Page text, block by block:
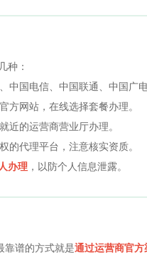
种：
、中国电信、中国联通、中国广
方网站，在线选择套餐办理。
近的运营商营业厅办理。
的代理平台，注意核实资质。
办理 ，以防个人信息泄露。
靠谱的方式就是通过运营商官方